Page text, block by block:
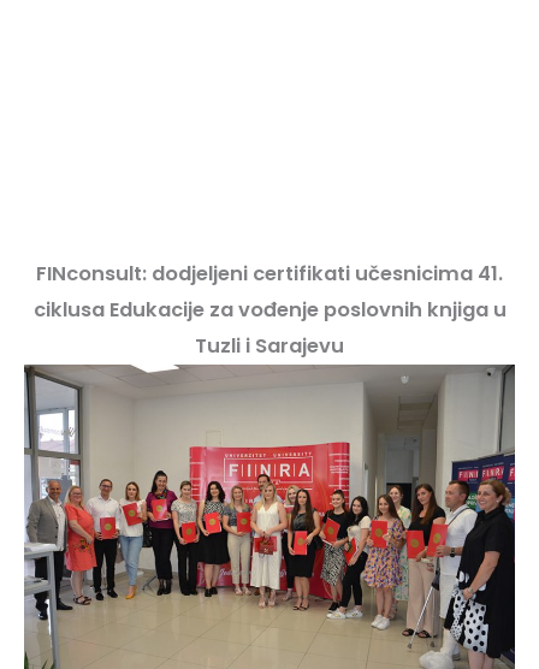
FINconsult: dodjeljeni certifikati učesnicima 41.
ciklusa Edukacije za vođenje poslovnih knjiga u
Tuzli i Sarajevu